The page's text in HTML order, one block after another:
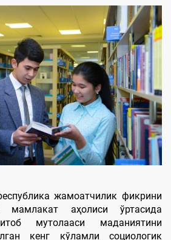
жамоатчилик фикрини
мамлакат аҳолиси ўртасида
мутолааси маданиятини
кенг кўламли социологик